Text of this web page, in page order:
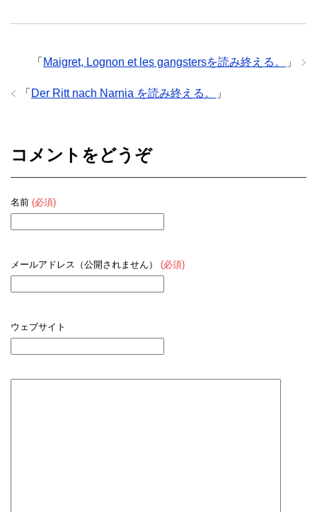
「 Maigret, Lognon et les gangstersを読み終える。 」
「 Der Ritt nach Narnia を読み終える。 」
コメントをどうぞ
名前 (必須)
メールアドレス（公開されません） (必須)
ウェブサイト